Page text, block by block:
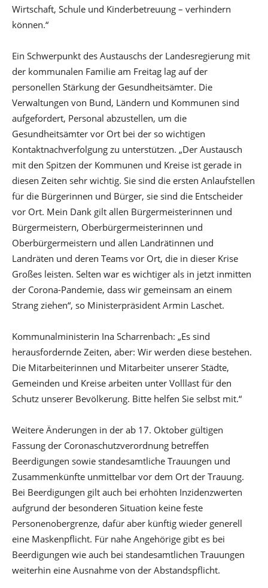
Wirtschaft, Schule und Kinderbetreuung – verhindern
können.“
Ein Schwerpunkt des Austauschs der Landesregierung mit
der kommunalen Familie am Freitag lag auf der
personellen Stärkung der Gesundheitsämter. Die
Verwaltungen von Bund, Ländern und Kommunen sind
aufgefordert, Personal abzustellen, um die
Gesundheitsämter vor Ort bei der so wichtigen
Kontaktnachverfolgung zu unterstützen. „Der Austausch
mit den Spitzen der Kommunen und Kreise ist gerade in
diesen Zeiten sehr wichtig. Sie sind die ersten Anlaufstellen
für die Bürgerinnen und Bürger, sie sind die Entscheider
vor Ort. Mein Dank gilt allen Bürgermeisterinnen und
Bürgermeistern, Oberbürgermeisterinnen und
Oberbürgermeistern und allen Landrätinnen und
Landräten und deren Teams vor Ort, die in dieser Krise
Großes leisten. Selten war es wichtiger als in jetzt inmitten
der Corona-Pandemie, dass wir gemeinsam an einem
Strang ziehen“, so Ministerpräsident Armin Laschet.
Kommunalministerin Ina Scharrenbach: „Es sind
herausfordernde Zeiten, aber: Wir werden diese bestehen.
Die Mitarbeiterinnen und Mitarbeiter unserer Städte,
Gemeinden und Kreise arbeiten unter Volllast für den
Schutz unserer Bevölkerung. Bitte helfen Sie selbst mit.“
Weitere Änderungen in der ab 17. Oktober gültigen
Fassung der Coronaschutzverordnung betreffen
Beerdigungen sowie standesamtliche Trauungen und
Zusammenkünfte unmittelbar vor dem Ort der Trauung.
Bei Beerdigungen gilt auch bei erhöhten Inzidenzwerten
aufgrund der besonderen Situation keine feste
Personenobergrenze, dafür aber künftig wieder generell
eine Maskenpflicht. Für nahe Angehörige gibt es bei
Beerdigungen wie auch bei standesamtlichen Trauungen
weiterhin eine Ausnahme von der Abstandspflicht.